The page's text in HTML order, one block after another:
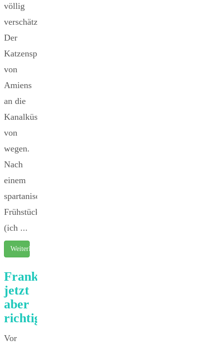
völlig
verschätzt.
Der
Katzensprung
von
Amiens
an die
Kanalküste...
von
wegen.
Nach
einem
spartanischem
Frühstück
(ich ...
Weiterlesen …
Frankreich,
jetzt
aber
richtig!
Vor